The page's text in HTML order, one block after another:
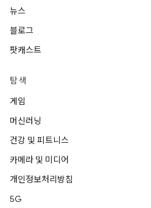
뉴스
블로그
팟캐스트
탐색
게임
머신러닝
건강 및 피트니스
카메라 및 미디어
개인정보처리방침
5G